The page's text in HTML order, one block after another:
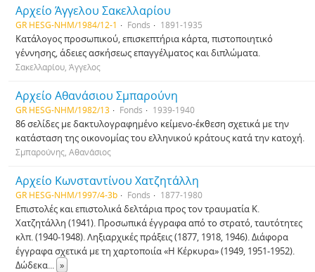
Αρχείο Άγγελου Σακελλαρίου
GR HESG-NHM/1984/12-1 Fonds 1891-1935
Κατάλογος προσωπικού, επισκεπτήρια κάρτα, πιστοποιητικό
γέννησης, άδειες ασκήσεως επαγγέλματος και διπλώματα.
Σακελλαρίου, Άγγελος
Αρχείο Αθανάσιου Σμπαρούνη
GR HESG-NHM/1982/13 Fonds 1939-1940
86 σελίδες με δακτυλογραφημένο κείμενο-έκθεση σχετικά με την
κατάσταση της οικονομίας του ελληνικού κράτους κατά την κατοχή.
Σμπαρούνης, Αθανάσιος
Αρχείο Κωνσταντίνου Χατζητάλλη
GR HESG-NHM/1997/4-3b Fonds 1877-1980
Επιστολές και επιστολικά δελτάρια προς τον τραυματία Κ.
Χατζητάλλη (1941). Προσωπικά έγγραφα από το στρατό, ταυτότητες
κλπ. (1940-1948). Ληξιαρχικές πράξεις (1877, 1918, 1946). Διάφορα
έγγραφα σχετικά με τη χαρτοποιία «Η Κέρκυρα» (1949, 1951-1952).
Δώδεκα... »